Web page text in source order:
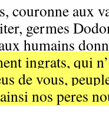
couronne aux
germes
humains
ingrats, qui
de vous,
nos peres